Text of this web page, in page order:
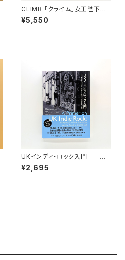
CLIMB 「クライム」女王陛下の
ロンドン
¥5,550
UKインディ・ロック入門 ポ
スト・パンク、ギター・ポップ、スカ
とダブ編
¥2,695